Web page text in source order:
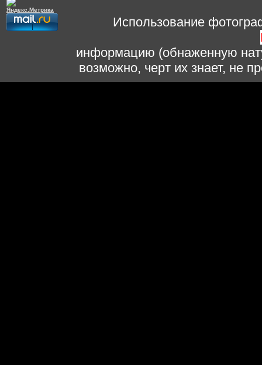
Использование
информацию (обнаженную
возможно, черт их знает, не